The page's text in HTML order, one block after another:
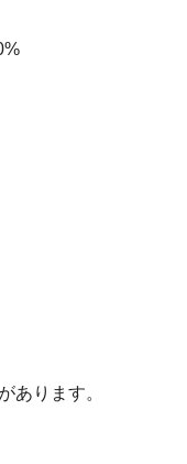
あります。